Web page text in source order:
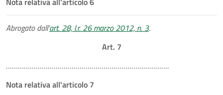
Abrogato dall'art. 28, l.r. 26 marzo 2012, n. 3.
Art. 7
……………………………………………………………………….
Nota relativa all'articolo 7